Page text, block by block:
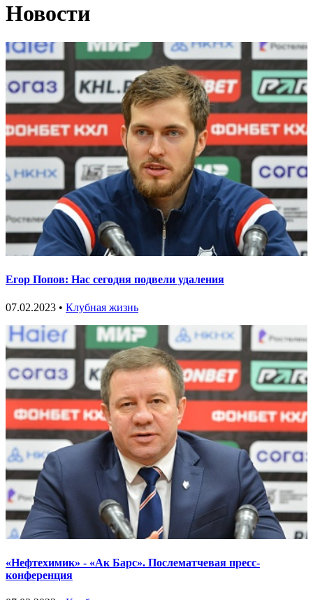
Новости
Егор Попов: Нас сегодня подвели удаления
07.02.2023 • Клубная жизнь
«Нефтехимик» - «Ак Барс». Послематчевая пресс-
конференция